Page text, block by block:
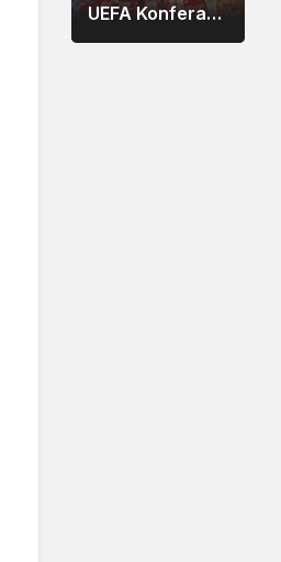
UEFA Konferans
Ligi’nde